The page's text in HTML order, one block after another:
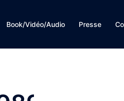
Book/Vidéo/Audio Presse